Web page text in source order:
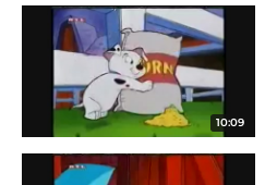
10:09